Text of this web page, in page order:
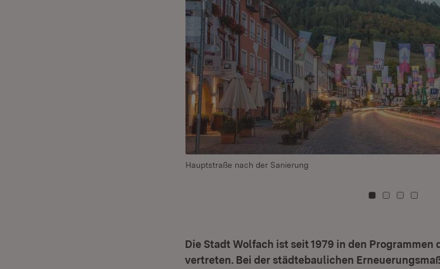
Hauptstraße nach der Sanierung
Zu Kachel: 0
Zu Kachel: 1
Zu Zu
Die Stadt Wolfach ist seit 1979 in den
vertreten. Bei der städtebaulichen